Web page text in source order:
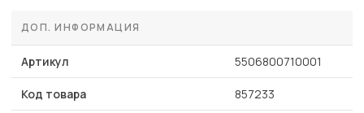
ДОП. ИНФОРМАЦИЯ
Артикул 5506800710001
Код товара 857233